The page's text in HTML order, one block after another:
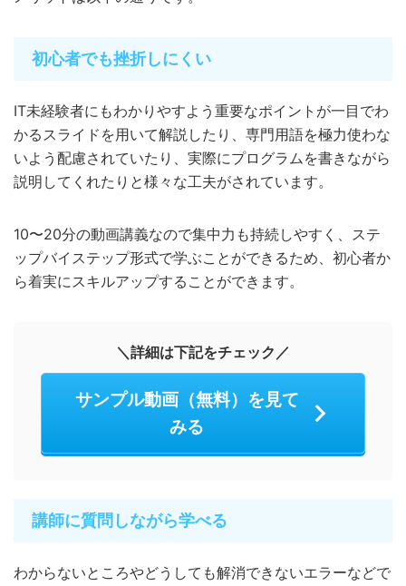
初心者でも挫折しにくい
IT未経験者にもわかりやすよう重要なポイントが一目でわ
かるスライドを用いて解説したり、専門用語を極力使わな
いよう配慮されていたり、実際にプログラムを書きながら
説明してくれたりと様々な工夫がされています。
10〜20分の動画講義なので集中力も持続しやすく、ステ
ップバイステップ形式で学ぶことができるため、初心者か
ら着実にスキルアップすることができます。
＼詳細は下記をチェック／
サンプル動画（無料）を見て
みる
講師に質問しながら学べる
わからないところやどうしても解消できないエラーなどで